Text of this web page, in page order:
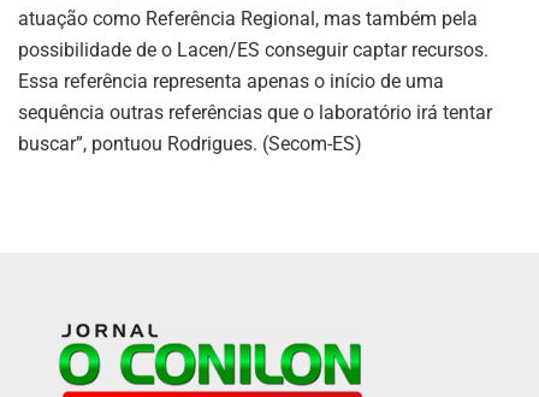
atuação como Referência Regional, mas também pela
possibilidade de o Lacen/ES conseguir captar recursos.
Essa referência representa apenas o início de uma
sequência outras referências que o laboratório irá tentar
buscar”, pontuou Rodrigues. (Secom-ES)